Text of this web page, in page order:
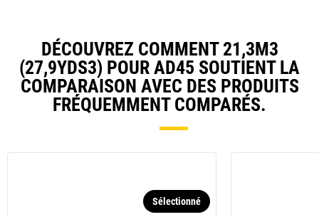
DÉCOUVREZ COMMENT 21,3M3
(27,9YDS3) POUR AD45 SOUTIENT LA
COMPARAISON AVEC DES PRODUITS
FRÉQUEMMENT COMPARÉS.
Sélectionné